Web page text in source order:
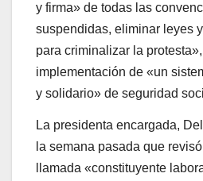
y firma» de todas las
suspendidas, eliminar leyes
para criminalizar la
implementación de «un
y solidario» de seguridad
La presidenta encargada,
la semana pasada que
llamada «constituyente